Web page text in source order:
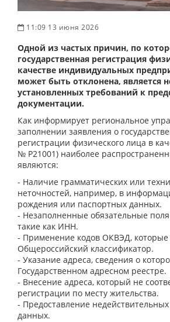
11:09 13 июня 2026
Одной из частых причин, по
государственная регистрация
качестве индивидуальных
может быть отклонена, является
установленных требований к
документации.
Как информирует региональное
заполнении заявления о
регистрации физического лица в
№ Р21001) наиболее
являются:
- Наличие грамматических или
неточностей, например, в
рождения или паспортных данных.
- Незаполненные обязательные
такие как ИНН.
- Применение кодов ОКВЭД,
Общероссийский классификатор.
- Указание адреса, сведения о
Государственном адресном реестре.
- Внесение адреса, который не
регистрации по месту жительства.
- Предоставление
данных.